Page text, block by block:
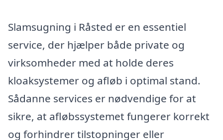
Slamsugning i Råsted er en essentiel
service, der hjælper både private og
virksomheder med at holde deres
kloaksystemer og afløb i optimal stand.
Sådanne services er nødvendige for at
sikre, at afløbssystemet fungerer korrekt
og forhindrer tilstopninger eller